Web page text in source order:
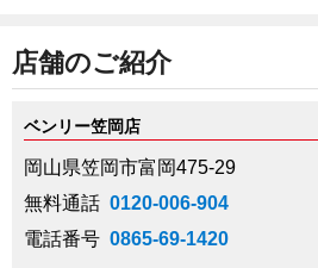
店舗のご紹介
ベンリー笠岡店
岡山県笠岡市富岡475-29
無料通話 0120-006-904
電話番号 0865-69-1420